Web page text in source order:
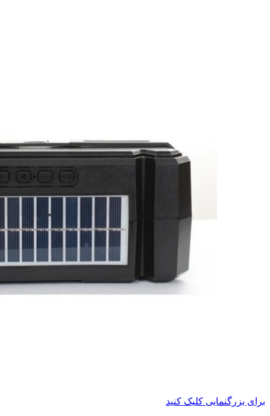
برای بزرگنمایی کلیک کنید